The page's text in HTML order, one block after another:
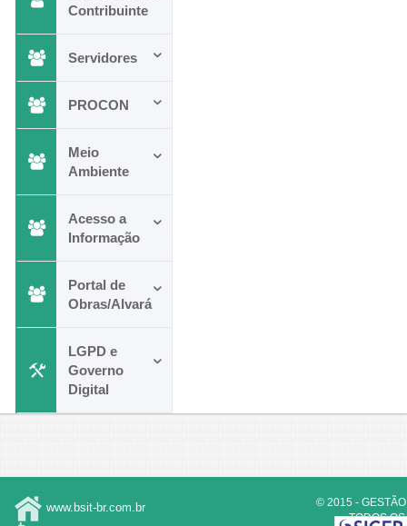
Contribuinte
Servidores
PROCON
Meio
Ambiente
Acesso a
Informação
Portal de
Obras/Alvará
LGPD e
Governo
Digital
www.bsit-br.com.br
© 2015 -
TODOS